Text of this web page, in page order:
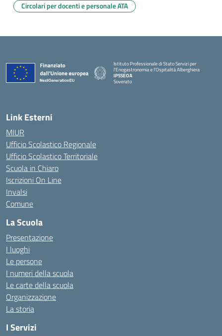
Circolari per docenti e personale ATA
Istituto Professionale di Stato Servizi per
l'Enogastronomia e l'Ospitalità Alberghiera
IPSSEOA
Soverato
Link Esterni
MIUR
Ufficio Scolastico Regionale
Ufficio Scolastico Territoriale
Scuola in Chiaro
Iscrizioni On Line
Invalsi
Comune
La Scuola
Presentazione
I luoghi
Le persone
I numeri della scuola
Le carte della scuola
Organizzazione
La storia
I Servizi